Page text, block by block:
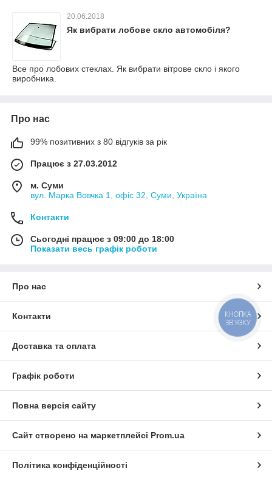
20.06.2018
Як вибрати лобове скло автомобіля?
Все про лобових стеклах. Як вибрати вітрове скло і якого
виробника.
Про нас
99% позитивних з 80 відгуків за рік
Працює з 27.03.2012
м. Суми
вул. Марка Вовчка 1, офіс 32, Суми, Україна
Контакти
Сьогодні працює з 09:00 до 18:00
Показати весь графік роботи
Про нас
Контакти
Доставка та оплата
Графік роботи
Повна версія сайту
Сайт створено на маркетплейсі Prom.ua
Політика конфіденційності
КНОПКА
ЗВ'ЯЗКУ